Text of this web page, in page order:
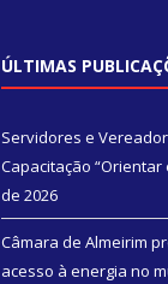
ÚLTIMAS
Servidores e
Capacitação “Orientar
de 2026
Câmara de Almeirim
acesso à energia no